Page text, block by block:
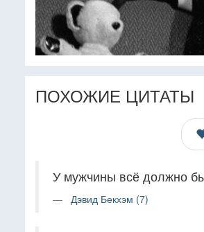
ПОХОЖИЕ ЦИТАТЫ
У мужчины всё должно
Дэвид Бекхэм (7)